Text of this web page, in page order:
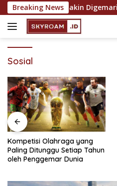
Skip
to
content
Breaking News
yang Semakin Digemari
Sosial
Kompetisi Olahraga yang
Paling Ditunggu Setiap Tahun
oleh Penggemar Dunia